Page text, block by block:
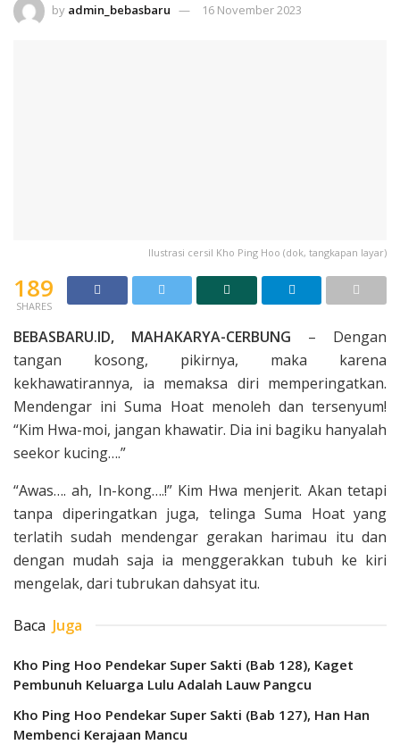
by admin_bebasbaru 16 November 2023
Ilustrasi cersil Kho Ping Hoo (dok, tangkapan layar)
189
SHARES
BEBASBARU.ID, MAHAKARYA-CERBUNG – Dengan
tangan kosong, pikir­nya, maka karena
kekhawatirannya, ia memaksa diri memperingatkan.
Mendengar ini Suma Hoat menoleh dan ter­senyum!
“Kim Hwa-moi, jangan khawatir. Dia ini bagiku hanyalah
seekor kucing….”
“Awas…. ah, In-kong….!” Kim Hwa menjerit. Akan tetapi
tanpa diperingat­kan juga, telinga Suma Hoat yang
terla­tih sudah mendengar gerakan harimau itu dan
dengan mudah saja ia menggerakkan tubuh ke kiri
mengelak, dari tubrukan dahsyat itu.
Baca Juga
Kho Ping Hoo Pendekar Super Sakti (Bab 128), Kaget
Pembunuh Keluarga Lulu Adalah Lauw Pangcu
Kho Ping Hoo Pendekar Super Sakti (Bab 127), Han Han
Membenci Kerajaan Mancu